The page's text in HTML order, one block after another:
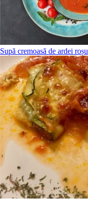
Supă cremoasă de ardei roșu